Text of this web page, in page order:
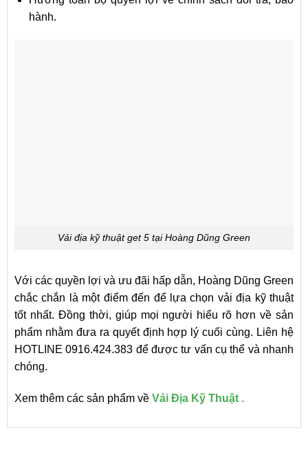
hành.
Vải địa kỹ thuật get 5 tại Hoàng Dũng Green
Với các quyền lợi và ưu đãi hấp dẫn, Hoàng Dũng Green
chắc chắn là một điểm đến để lựa chọn vải địa kỹ thuật
tốt nhất. Đồng thời, giúp mọi người hiểu rõ hơn về sản
phẩm nhằm đưa ra quyết định hợp lý cuối cùng. Liên hệ
HOTLINE 0916.424.383 để được tư vấn cụ thể và nhanh
chóng.
Xem thêm các sản phẩm về Vải Địa Kỹ Thuật .